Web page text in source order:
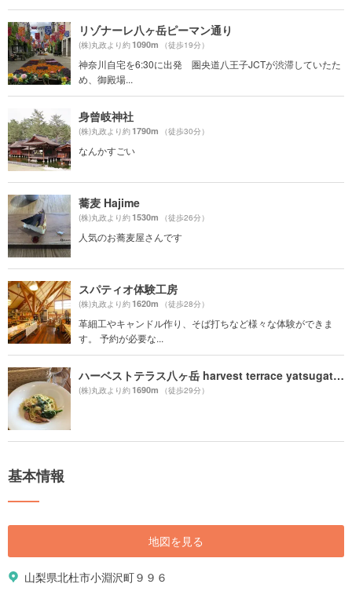
リゾナーレ八ヶ岳ピーマン通り
(株)丸政より約1090m （徒歩19分）
神奈川自宅を6:30に出発 圏央道八王子JCTが渋滞していたた
め、御殿場...
身曾岐神社
(株)丸政より約1790m （徒歩30分）
なんかすごい
蕎麦 Hajime
(株)丸政より約1530m （徒歩26分）
人気のお蕎麦屋さんです
スパティオ体験工房
(株)丸政より約1620m （徒歩28分）
革細工やキャンドル作り、そば打ちなど様々な体験ができま
す。 予約が必要な...
ハーベストテラス八ヶ岳 harvest terrace yatsugatake
(株)丸政より約1690m （徒歩29分）
基本情報
地図を見る
山梨県北杜市小淵沢町９９６